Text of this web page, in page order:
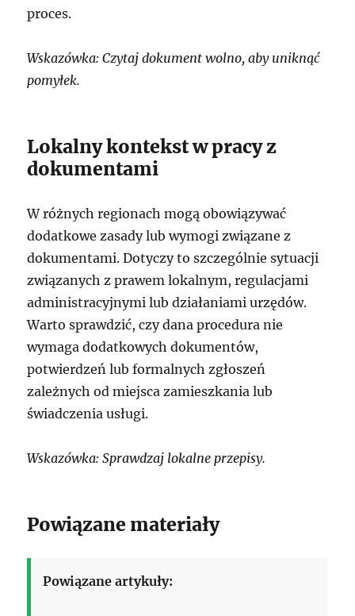
proces.
Wskazówka: Czytaj dokument wolno, aby uniknąć
pomyłek.
Lokalny kontekst w pracy z
dokumentami
W różnych regionach mogą obowiązywać
dodatkowe zasady lub wymogi związane z
dokumentami. Dotyczy to szczególnie sytuacji
związanych z prawem lokalnym, regulacjami
administracyjnymi lub działaniami urzędów.
Warto sprawdzić, czy dana procedura nie
wymaga dodatkowych dokumentów,
potwierdzeń lub formalnych zgłoszeń
zależnych od miejsca zamieszkania lub
świadczenia usługi.
Wskazówka: Sprawdzaj lokalne przepisy.
Powiązane materiały
Powiązane artykuły: